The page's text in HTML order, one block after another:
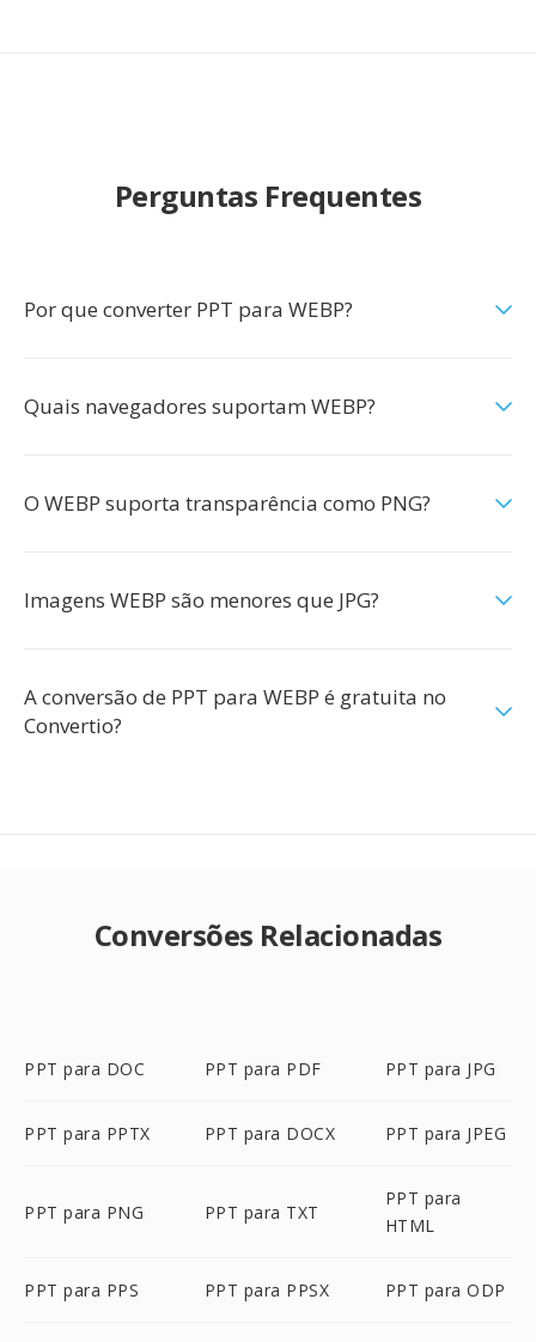
Perguntas Frequentes
Por que converter PPT para WEBP?
Quais navegadores suportam WEBP?
O WEBP suporta transparência como PNG?
Imagens WEBP são menores que JPG?
A conversão de PPT para WEBP é gratuita no
Convertio?
Conversões Relacionadas
PPT para DOC PPT para PDF PPT para JPG
PPT para PPTX PPT para DOCX PPT para JPEG
PPT para PNG PPT para TXT
PPT para
HTML
PPT para PPS PPT para PPSX PPT para ODP